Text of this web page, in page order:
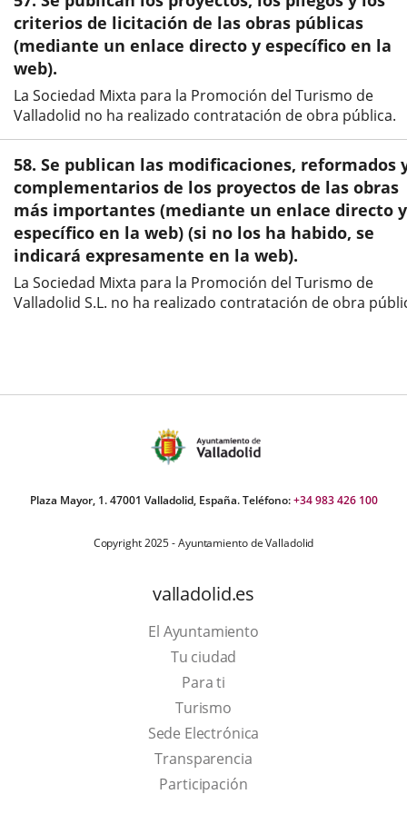
aplicación
externa.
aplicación
externa.
criterios de licitación de las obras públicas
(mediante un enlace directo y específico en la
web).
La Sociedad Mixta para la Promoción del Turismo de
Valladolid no ha realizado contratación de obra pública.
58. Se publican las modificaciones, reformados
complementarios de los proyectos de las obras
más importantes (mediante un enlace directo y
específico en la web) (si no los ha habido, se
indicará expresamente en la web).
La Sociedad Mixta para la Promoción del Turismo de
Valladolid S.L. no ha realizado contratación de obra
Plaza Mayor, 1. 47001 Valladolid, España. Teléfono:+34 983 426 100
Copyright 2025 - Ayuntamiento de Valladolid
valladolid.es
El Ayuntamiento
Tu ciudad
Para ti
TurismoThis
link
will
open
Sede Electrónica
Transparencia
Participación